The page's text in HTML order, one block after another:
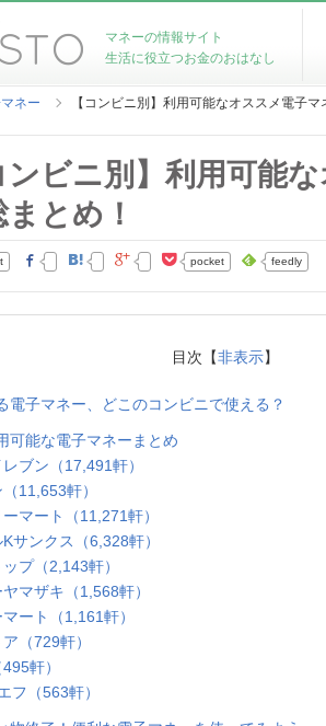
マネーの情報サイト
生活に役立つお金のおはなし
ネー 【コンビニ別】利用可能なオススメ電子マ
ンビニ別】利用可能
とめ！
pocket feedly
目次【非表示】
電子マネー、どこのコンビニで使える？
可能な電子マネーまとめ
ブン（17,491軒）
11,653軒）
マート（11,271軒）
サンクス（6,328軒）
プ（2,143軒）
マザキ（1,568軒）
ート（1,161軒）
（729軒）
軒）
フ（563軒）